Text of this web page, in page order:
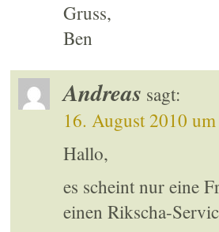
Gruss,
Ben
Andreas sagt:
16. August 2010
Hallo,
es scheint nur eine
einen Rikscha-